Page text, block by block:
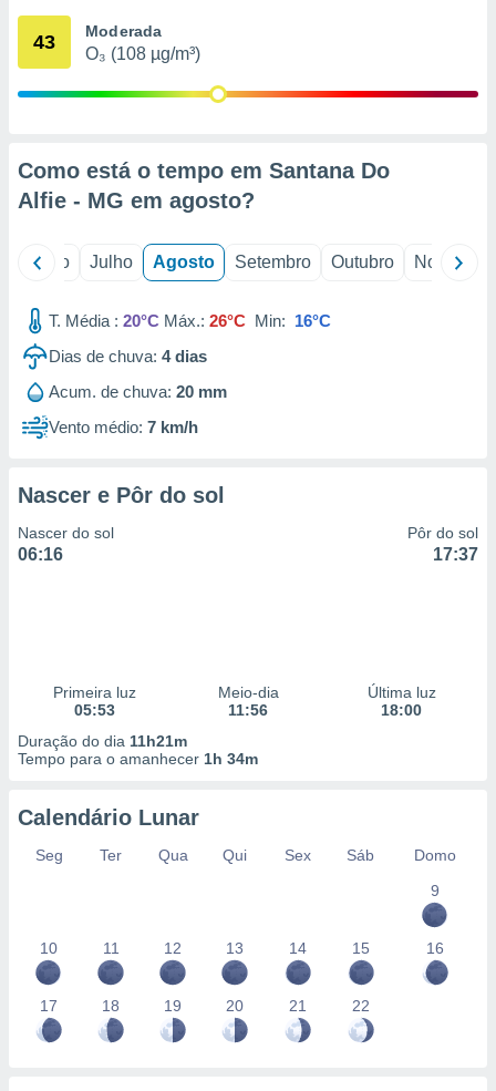
através
1199
43 Moderada
O₃ (108 µg/m³)
Como está o tempo em Santana Do
Alfie - MG em agosto?
Junho Julho Agosto Setembro Outubro Novembro
T. Média : 20°C Máx.: 26°C Min: 16°C
Dias de chuva: 4dias
Acum. de chuva: 20 mm
Vento médio: 7 km/h
Nascer e Pôr do sol
Nascer do sol
06:16
Pôr do sol
17:37
Primeira luz
05:53
Meio-dia
11:56
Última luz
18:00
Duração do dia 11h21m
Tempo para o amanhecer 1h 34m
Calendário Lunar
Seg Ter Qua Qui Sex Sáb
Domo
9
10 11 12 13 14 15 16
17 18 19 20 21 22